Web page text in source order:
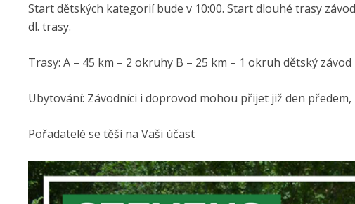
Start dětských kategorií bude v 10:00. Start dlouhé trasy
dl. trasy.
Trasy: A – 45 km – 2 okruhy B – 25 km – 1 okruh dětský závod
Ubytování: Závodníci i doprovod mohou přijet již den
Pořadatelé se těší na Vaši účast